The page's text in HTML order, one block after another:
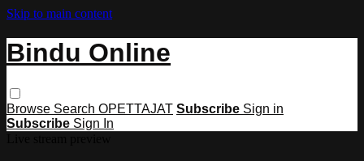
Skip to main content
Bindu Online
Browse Search OPETTAJAT Subscribe Sign in
Subscribe Sign In